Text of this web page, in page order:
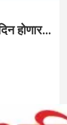
होणार…